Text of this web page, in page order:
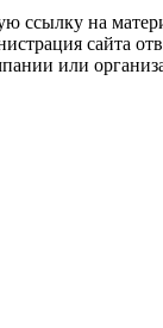
на
сайта
или